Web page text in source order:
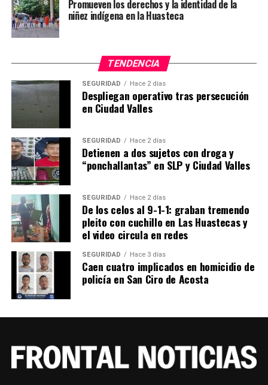
Promueven los derechos y la identidad de la
niñez indígena en la Huasteca
TENDENCIA
SEGURIDAD Hace 2 días
Despliegan operativo tras persecución
en Ciudad Valles
SEGURIDAD Hace 2 días
Detienen a dos sujetos con droga y
“ponchallantas” en SLP y Ciudad Valles
SEGURIDAD Hace 2 días
De los celos al 9-1-1: graban tremendo
pleito con cuchillo en Las Huastecas y
el video circula en redes
SEGURIDAD Hace 3 días
Caen cuatro implicados en homicidio de
policía en San Ciro de Acosta